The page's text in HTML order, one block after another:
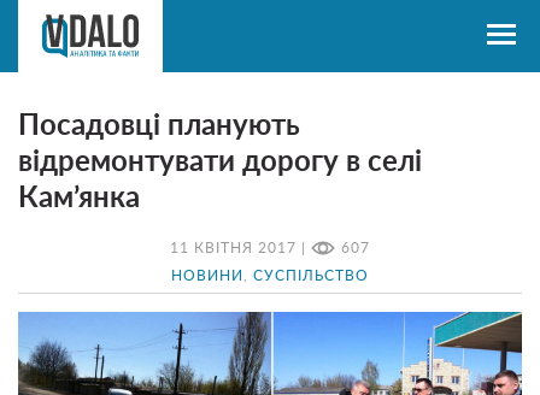
11 КВІТНЯ 2017 | 607
НОВИНИ СУСПІЛЬСТВО
Посадовці планують
відремонтувати дорогу в селі
Кам’янка